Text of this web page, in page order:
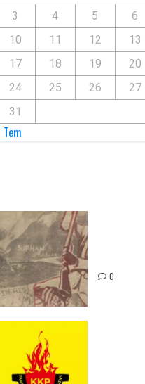
3
4 5 6
10
11 12 13
17
18 19 20
24
25 26 27
31
0